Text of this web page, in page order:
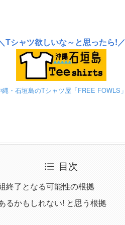
Tシャツ欲しいな～と思ったら!／
縄・石垣島のTシャツ屋「FREE FOWLS」
目次
終了となる可能性の根拠
るかもしれない! と思う根拠